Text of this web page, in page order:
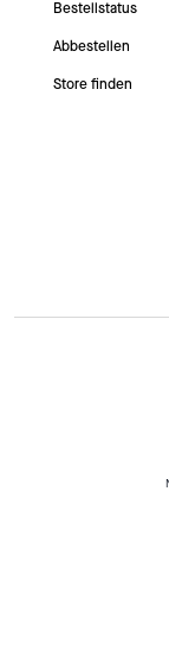
Bestellstatus
Abbestellen
Store finden